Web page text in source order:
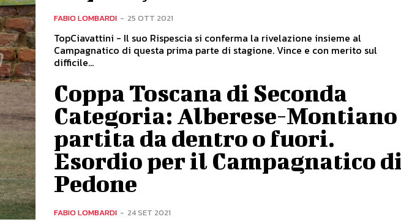
FABIO LOMBARDI - 25 OTT 2021
TopCiavattini - Il suo Rispescia si conferma la rivelazione insieme al
Campagnatico di questa prima parte di stagione. Vince e con merito sul
difficile...
Coppa Toscana di Seconda
Categoria: Alberese-Montiano
partita da dentro o fuori.
Esordio per il Campagnatico di
Pedone
FABIO LOMBARDI - 24 SET 2021